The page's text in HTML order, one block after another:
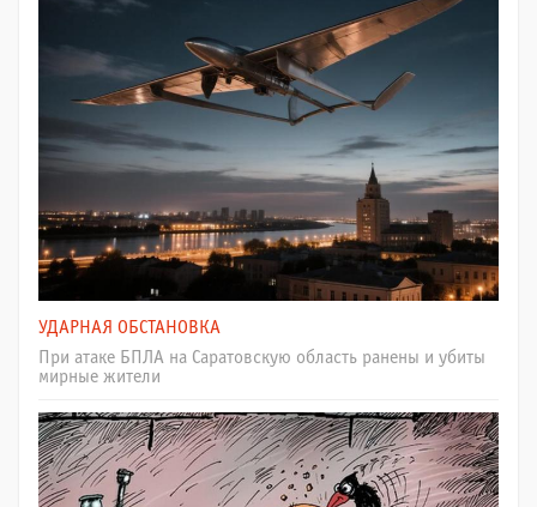
УДАРНАЯ ОБСТАНОВКА
При атаке БПЛА на Саратовскую область ранены и убиты
мирные жители